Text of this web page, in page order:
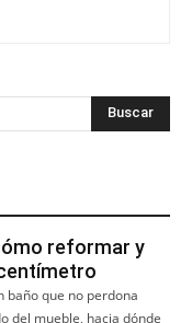
reformar y
baño que no perdona
del mueble, hacia dónde